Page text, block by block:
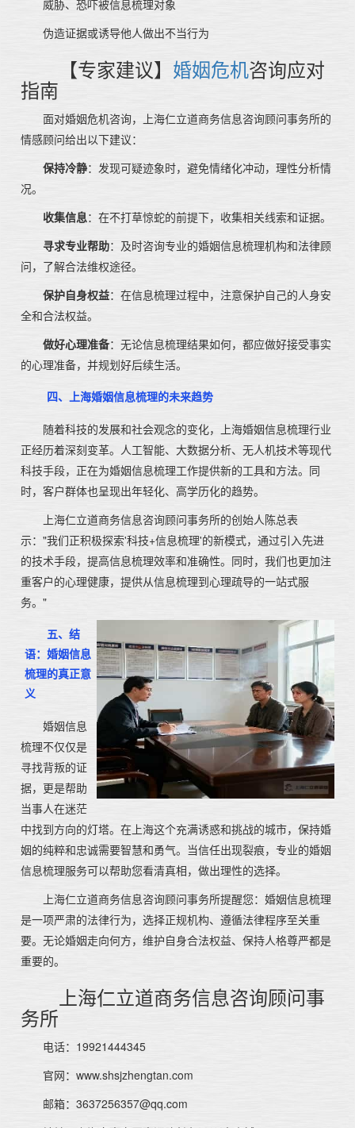
威胁、恐吓被信息梳理对象
伪造证据或诱导他人做出不当行为
【专家建议】 婚姻危机咨询应对
指南
面对婚姻危机咨询，上海仁立道商务信息咨询顾问事务所的
情感顾问给出以下建议：
保持冷静：发现可疑迹象时，避免情绪化冲动，理性分析情
况。
收集信息：在不打草惊蛇的前提下，收集相关线索和证据。
寻求专业帮助：及时咨询专业的婚姻信息梳理机构和法律顾
问，了解合法维权途径。
保护自身权益：在信息梳理过程中，注意保护自己的人身安
全和合法权益。
做好心理准备：无论信息梳理结果如何，都应做好接受事实
的心理准备，并规划好后续生活。
四、上海婚姻信息梳理的未来趋势
随着科技的发展和社会观念的变化，上海婚姻信息梳理行业
正经历着深刻变革。人工智能、大数据分析、无人机技术等现代
科技手段，正在为婚姻信息梳理工作提供新的工具和方法。同
时，客户群体也呈现出年轻化、高学历化的趋势。
上海仁立道商务信息咨询顾问事务所的创始人陈总表
示："我们正积极探索'科技+信息梳理'的新模式，通过引入先进
的技术手段，提高信息梳理效率和准确性。同时，我们也更加注
重客户的心理健康，提供从信息梳理到心理疏导的一站式服
务。"
五、结
语：婚姻信息
梳理的真正意
义
婚姻信息
梳理不仅仅是
寻找背叛的证
据，更是帮助
当事人在迷茫
中找到方向的灯塔。在上海这个充满诱惑和挑战的城市，保持婚
姻的纯粹和忠诚需要智慧和勇气。当信任出现裂痕，专业的婚姻
信息梳理服务可以帮助您看清真相，做出理性的选择。
上海仁立道商务信息咨询顾问事务所提醒您：婚姻信息梳理
是一项严肃的法律行为，选择正规机构、遵循法律程序至关重
要。无论婚姻走向何方，维护自身合法权益、保持人格尊严都是
重要的。
上海仁立道商务信息咨询顾问事
务所
电话：19921444345
官网：www.shsjzhengtan.com
邮箱：3637256357@qq.com